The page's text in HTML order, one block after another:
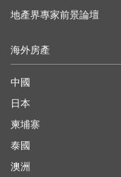
地產界專家前景論壇
海外房產
中國
日本
柬埔寨
泰國
澳洲